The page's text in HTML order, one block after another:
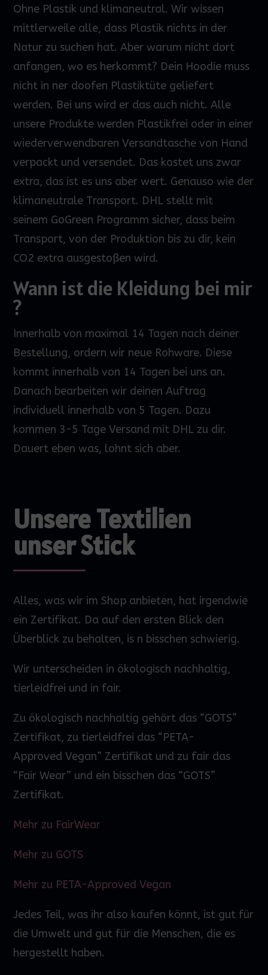
Ohne Plastik und klimaneutral. Wir wissen
mittlerweile alle, dass Plastik nichts in der
Natur zu suchen hat. Aber warum nicht dort
anfangen, wo es herkommt? Dein Hoodie muss
nicht in ner doofen Plastiktüte geliefert
werden. Bei uns wird er das auch nicht. Alle
unsere Produkte werden Plastikfrei oder in einer
wiederverwendbaren Versandtasche von Hand
verpackt und versendet. Das kostet uns zwar
extra, das ist es uns aber wert. Genauso wie der
klimaneutrale Transport. DHL stellt mit
seinem GoGreen Programm sicher, dass beim
Transport, von der Produktion bis zu dir, kein
CO2 extra ausgestoßen wird.
Wann ist die Kleidung bei mir
?
Innerhalb von maximal 14 Tagen nach deiner
Bestellung, ordern wir neue Rohware. Diese
kommt innerhalb von 14 Tagen bei uns an.
Danach bearbeiten wir deinen Auftrag
individuell innerhalb von 5 Tagen. Dazu
kommen 3-5 Tage Versand mit DHL zu dir.
Dauert eben was, lohnt sich aber.
Unsere Textilien
unser Stick
Alles, was wir im Shop anbieten, hat irgendwie
ein Zertifikat. Da auf den ersten Blick den
Überblick zu behalten, is n bisschen schwierig.
Wir unterscheiden in ökologisch nachhaltig,
tierleidfrei und in fair.
Zu ökologisch nachhaltig gehört das “GOTS”
Zertifikat, zu tierleidfrei das “PETA-
Approved Vegan” Zertifikat und zu fair das
“FairWear” und ein bisschen das “GOTS”
Zertifikat.
Mehr zu FairWear
Mehr zu GOTS
Mehr zu PETA-Approved Vegan
Jedes Teil, was ihr also kaufen könnt, ist gut für
die Umwelt und gut für die Menschen, die es
hergestellt haben.